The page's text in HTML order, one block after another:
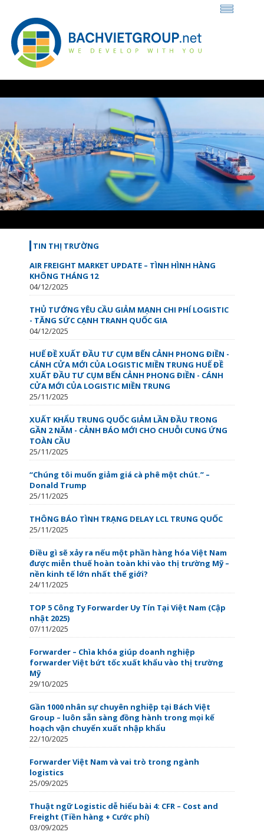
44.37%
TIN THỊ TRƯỜNG
AIR FREIGHT MARKET UPDATE – TÌNH HÌNH HÀNG
KHÔNG THÁNG 12
04/12/2025
THỦ TƯỚNG YÊU CẦU GIẢM MẠNH CHI PHÍ LOGISTIC
- TĂNG SỨC CẠNH TRANH QUỐC GIA
04/12/2025
HUẾ ĐỀ XUẤT ĐẦU TƯ CỤM BẾN CẢNH PHONG ĐIỀN -
CÁNH CỬA MỚI CỦA LOGISTIC MIỀN TRUNG HUẾ ĐỀ
XUẤT ĐẦU TƯ CỤM BẾN CẢNH PHONG ĐIỀN - CÁNH
CỬA MỚI CỦA LOGISTIC MIỀN TRUNG
25/11/2025
XUẤT KHẨU TRUNG QUỐC GIẢM LẦN ĐẦU TRONG
GẦN 2 NĂM - CẢNH BÁO MỚI CHO CHUỖI CUNG ỨNG
TOÀN CẦU
25/11/2025
“Chúng tôi muốn giảm giá cà phê một chút.” –
Donald Trump
25/11/2025
THÔNG BÁO TÌNH TRẠNG DELAY LCL TRUNG QUỐC
25/11/2025
Điều gì sẽ xảy ra nếu một phần hàng hóa Việt Nam
được miễn thuế hoàn toàn khi vào thị trường Mỹ –
nền kinh tế lớn nhất thế giới?
24/11/2025
TOP 5 Công Ty Forwarder Uy Tín Tại Việt Nam (Cập
nhật 2025)
07/11/2025
Forwarder – Chìa khóa giúp doanh nghiệp
forwarder Việt bứt tốc xuất khẩu vào thị trường
Mỹ
29/10/2025
Gần 1000 nhân sự chuyên nghiệp tại Bách Việt
Group – luôn sẵn sàng đồng hành trong mọi kế
hoạch vận chuyển xuất nhập khẩu
22/10/2025
Forwarder Việt Nam và vai trò trong ngành
logistics
25/09/2025
Thuật ngữ Logistic dễ hiểu bài 4: CFR – Cost and
Freight (Tiền hàng + Cước phí)
03/09/2025